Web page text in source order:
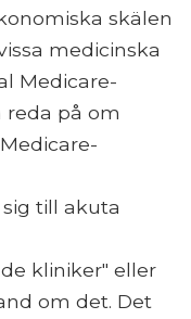
skälen
medicinska
Medicare-
reda på om
till akuta
kliniker" eller
om det. Det